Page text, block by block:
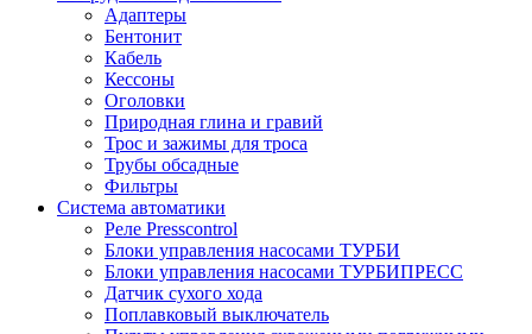
Адаптеры
Бентонит
Кабель
Кессоны
Оголовки
Природная глина и гравий
Трос и зажимы для троса
Трубы обсадные
Фильтры
Система автоматики
Реле Presscontrol
Блоки управления насосами ТУРБИ
Блоки управления насосами ТУРБИПРЕСС
Датчик сухого хода
Поплавковый выключатель